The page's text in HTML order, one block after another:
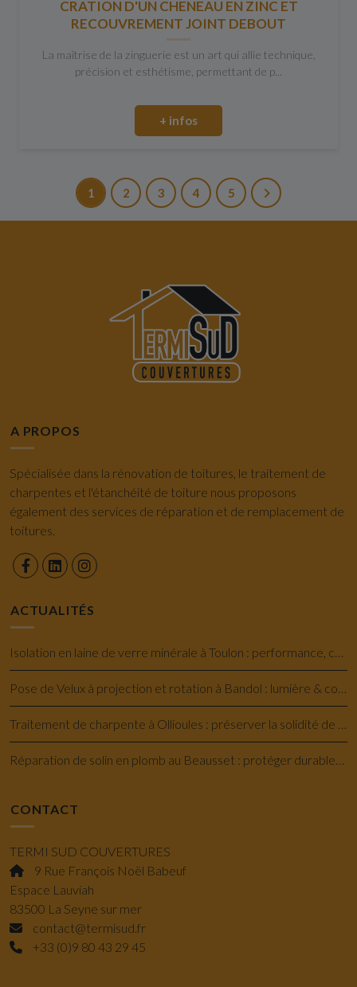
CRATION D'UN CHENEAU EN ZINC ET
RECOUVREMENT JOINT DEBOUT
La maîtrise de la zinguerie est un art qui allie technique,
précision et esthétisme, permettant de p...
+ infos
1 2 3 4 5
A PROPOS
Spécialisée dans la rénovation de toitures, le traitement de
charpentes et l'étanchéité de toiture nous proposons
également des services de réparation et de remplacement de
toitures.
ACTUALITÉS
Isolation en laine de verre minérale à Toulon : performance, confort et économie
Pose de Velux à projection et rotation à Bandol : lumière & confort savoir-faire
Traitement de charpente à Ollioules : préserver la solidité de votre maison
Réparation de solin en plomb au Beausset : protéger durablement votre toiture
CONTACT
TERMI SUD COUVERTURES
9 Rue François Noël Babeuf
Espace Lauviah
83500 La Seyne sur mer
contact@termisud.fr
+33 (0)9 80 43 29 45